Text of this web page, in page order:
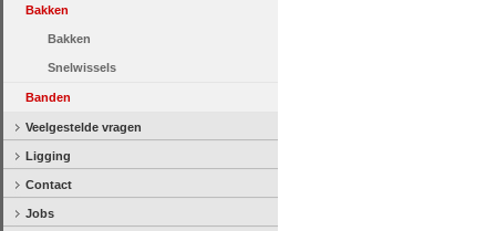
Bakken
Bakken
Snelwissels
Banden
Veelgestelde vragen
Ligging
Contact
Jobs